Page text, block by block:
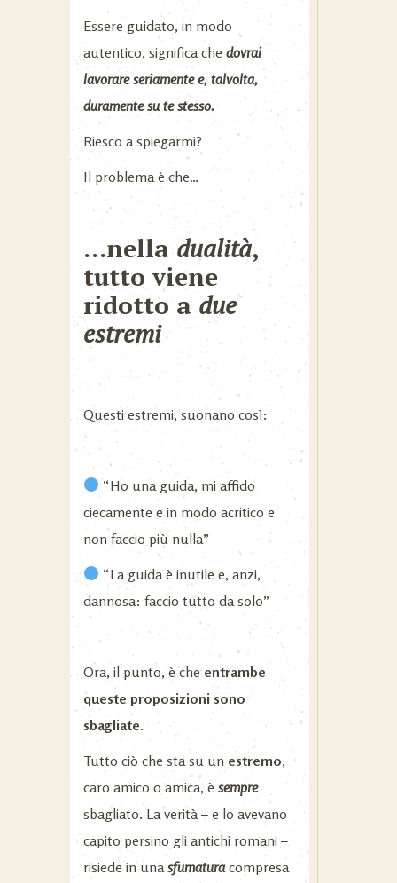
Essere guidato, in modo
autentico, significa che dovrai
lavorare seriamente e, talvolta,
duramente su te stesso.
Riesco a spiegarmi?
Il problema è che…
…nelladualità,
tutto viene
ridotto a due
estremi
Questi estremi, suonano così:
“Ho una guida, mi affido
ciecamente e in modo acritico e
non faccio più nulla”
“La guida è inutile e, anzi,
dannosa: faccio tutto da solo”
Ora, il punto, è cheentrambe
queste proposizioni sono
sbagliate.
Tutto ciò che sta su un estremo,
caro amico o amica, è sempre
sbagliato. La verità – e lo avevano
capito persino gli antichi romani –
risiede in una sfumaturacompresa